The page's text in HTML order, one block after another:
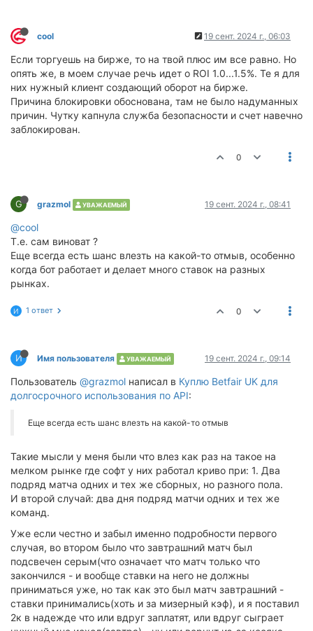
cool 19 сент. 2024 г., 06:03
Если торгуешь на бирже, то на твой плюс им все равно. Но
опять же, в моем случае речь идет о ROI 1.0...1.5%. Те я для
них нужный клиент создающий оборот на бирже.
Причина блокировки обоснована, там не было надуманных
причин. Чутку капнула служба безопасности и счет навечно
заблокирован.
0
G grazmol УВАЖАЕМЫЙ 19 сент. 2024 г., 08:41
@cool
Т.е. сам виноват ?
Еще всегда есть шанс влезть на какой-то отмыв, особенно
когда бот работает и делает много ставок на разных
рынках.
И 1 ответ 0
И Имя пользователя УВАЖАЕМЫЙ 19 сент. 2024 г., 09:14
Пользователь @grazmol написал в Куплю Betfair UK для
долгосрочного использования по API:
Еще всегда есть шанс влезть на какой-то отмыв
Такие мысли у меня были что влез как раз на такое на
мелком рынке где софт у них работал криво при: 1. Два
подряд матча одних и тех же сборных, но разного пола.
И второй случай: два дня подряд матчи одних и тех же
команд.
Уже если честно и забыл именно подробности первого
случая, во втором было что завтрашний матч был
подсвечен серым(что означает что матч только что
закончился - и вообще ставки на него не должны
приниматься уже, но так как это был матч завтрашний -
ставки принимались(хоть и за мизерный кэф), и я поставил
2к в надежде что или вдруг заплатят, или вдруг сыграет